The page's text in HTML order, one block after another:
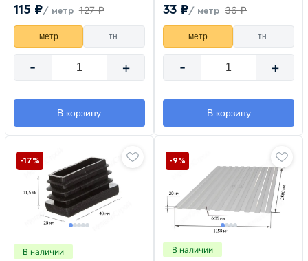
115 ₽/ метр 127 ₽
метр тн.
- +
В корзину
33 ₽/ метр 36 ₽
метр тн.
- +
В корзину
В наличии
-17%
В наличии
-9%